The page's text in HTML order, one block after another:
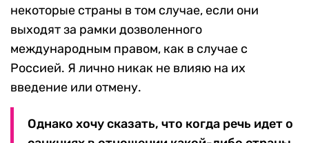
некоторые страны в том случае, если они
выходят за рамки дозволенного
международным правом, как в случае с
Россией. Я лично никак не влияю на их
введение или отмену.
Однако хочу сказать, что когда речь идет о